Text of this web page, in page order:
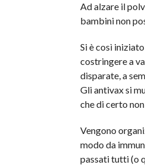
Ad alzare il
bambini non
Si è così
costringere a
disparate, a
Gli antivax si
che di certo
Vengono
modo da
passati tutti (o